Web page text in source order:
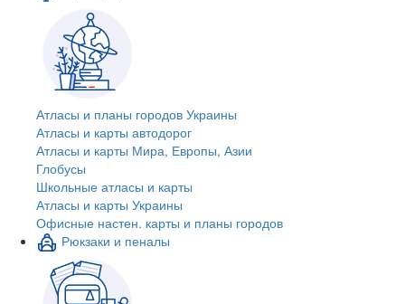
Атласы и планы городов Украины
Атласы и карты автодорог
Атласы и карты Мира, Европы, Азии
Глобусы
Школьные атласы и карты
Атласы и карты Украины
Офисные настен. карты и планы городов
Рюкзаки и пеналы